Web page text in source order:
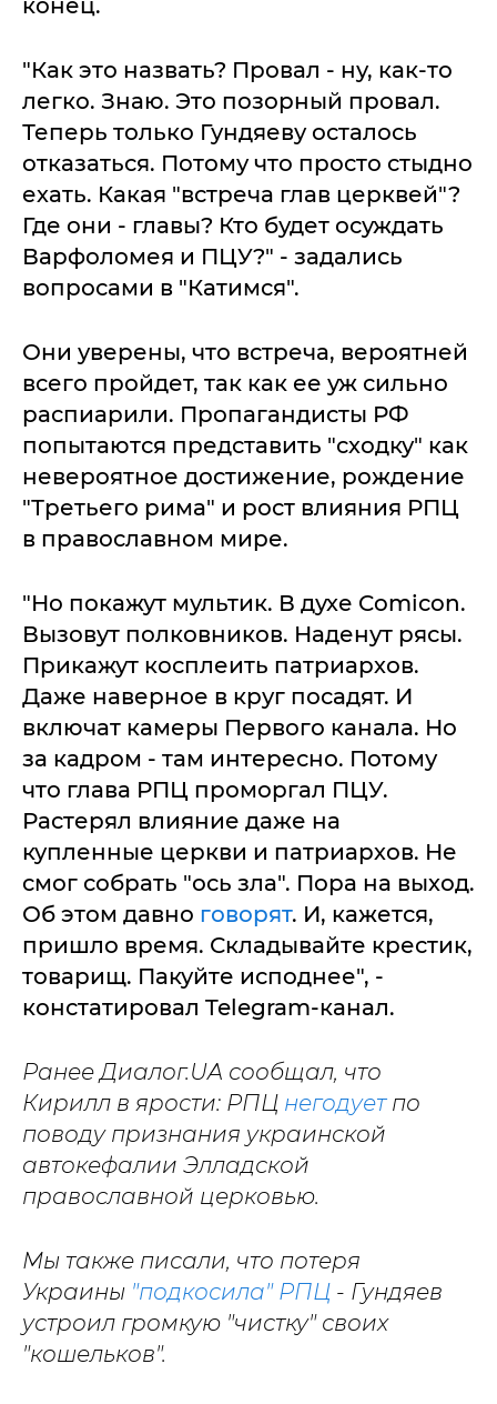
конец.
"Как это назвать? Провал - ну, как-то
легко. Знаю. Это позорный провал.
Теперь только Гундяеву осталось
отказаться. Потому что просто стыдно
ехать. Какая "встреча глав церквей"?
Где они - главы? Кто будет осуждать
Варфоломея и ПЦУ?" - задались
вопросами в "Катимся".
Они уверены, что встреча, вероятней
всего пройдет, так как ее уж сильно
распиарили. Пропагандисты РФ
попытаются представить "сходку" как
невероятное достижение, рождение
"Третьего рима" и рост влияния РПЦ
в православном мире.
"Но покажут мультик. В духе Comicon.
Вызовут полковников. Наденут рясы.
Прикажут косплеить патриархов.
Даже наверное в круг посадят. И
включат камеры Первого канала. Но
за кадром - там интересно. Потому
что глава РПЦ проморгал ПЦУ.
Растерял влияние даже на
купленные церкви и патриархов. Не
смог собрать "ось зла". Пора на выход.
Об этом давно говорят. И, кажется,
пришло время. Складывайте крестик,
товарищ. Пакуйте исподнее", -
констатировал Telegram-канал.
Ранее Диалог.UA сообщал, что
Кирилл в ярости: РПЦ негодуетпо
поводу признания украинской
автокефалии Элладской
православной церковью.
Мы также писали, что потеря
Украины "подкосила" РПЦ - Гундяев
устроил громкую "чистку" своих
"кошельков".